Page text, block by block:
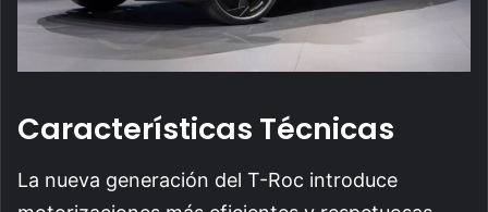
Características Técnicas
La nueva generación del T-Roc introduce